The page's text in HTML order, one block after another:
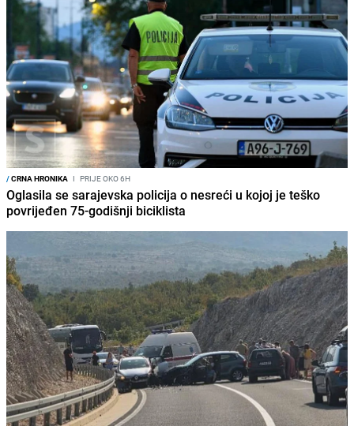
/CRNA HRONIKA I PRIJE OKO 6H
Oglasila se sarajevska policija o nesreći u kojoj je teško
povrijeđen 75-godišnji biciklista